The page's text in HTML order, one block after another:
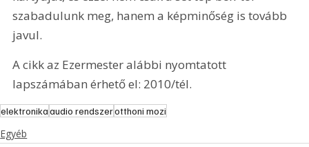
szabadulunk meg, hanem a képminőség is tovább
javul.
A cikk az Ezermester alábbi nyomtatott
lapszámában érhető el: 2010/tél.
elektronikaaudio rendszerotthoni mozi
Egyéb